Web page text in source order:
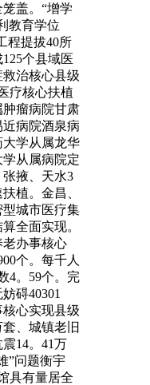
盖。“增学
教育学位
程提拔40所
个县域医
治核心县级
疗核心扶植
瘤病院甘肃
病院酒泉病
学从属龙华
从属病院定
掖、天水3
植。金昌、
城市医疗集
全面实现。
办事核心
个。每千人
4。59个。完
碍40301
心实现县级
、城镇老旧
14。41万
”问题衡宇
具有量居全